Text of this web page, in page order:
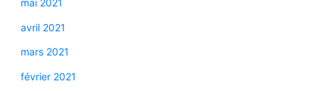
avril 2021
mars 2021
février 2021